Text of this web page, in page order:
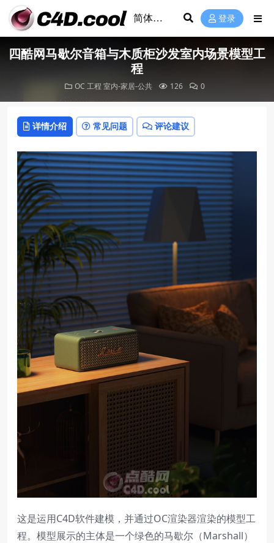
登录
四酷网马歇尔音箱与木质柜沙发室内场景模型工
程
OC 工程 室内-家居-公共 126 0
详情介绍 常见问题 评论建议
这是运用C4D软件建模，并通过OC渲染器渲染的模型工
程。模型展示的主体是一个绿色的马歇尔（Marshall）